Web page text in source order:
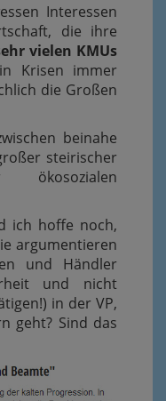
Interessen
die ihre
vielen KMUs
Krisen immer
die Großen
beinahe
steirischer
ich hoffe noch,
argumentieren
und Händler
und nicht
in der VP,
geht? Sind das